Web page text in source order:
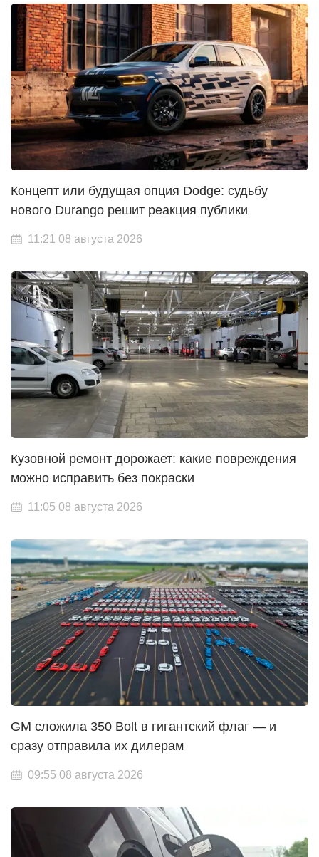
Концепт или будущая опция Dodge: судьбу
нового Durango решит реакция публики
11:21 08 августа 2026
Кузовной ремонт дорожает: какие повреждения
можно исправить без покраски
11:05 08 августа 2026
GM сложила 350 Bolt в гигантский флаг — и
сразу отправила их дилерам
09:55 08 августа 2026